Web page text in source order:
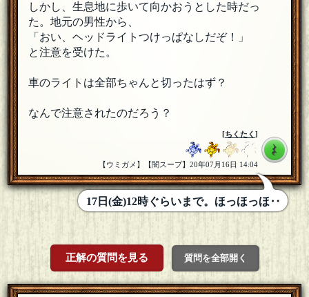
しかし、生息地に歩いて向かおうとした時だっ
た。地元の男性から、
「おい、ヘッドライトつけっぱなしだぞ！」
と注意を受けた。
車のライトは全部ちゃんと切ったはず？
なんで注意されたのだろう？
[ちくたく ]
【ウミガメ】【闇スープ】20年07月16日 14:04
17日(金)12時ぐらいまで。ほっほっほ‥
正解の質問を見る 質問を全部開く